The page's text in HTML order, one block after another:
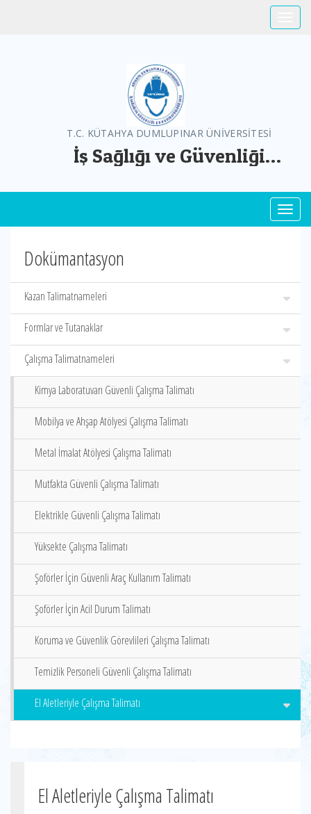
T.C. KÜTAHYA DUMLUPINAR ÜNİVERSİTESİ
İş Sağlığı ve Güvenliği
Dokümantasyon
Kazan Talimatnameleri
Formlar ve Tutanaklar
Çalışma Talimatnameleri
Kimya Laboratuvarı Güvenli Çalışma Talimatı
Mobilya ve Ahşap Atölyesi Çalışma Talimatı
Metal İmalat Atölyesi Çalışma Talimatı
Mutfakta Güvenli Çalışma Talimatı
Elektrikle Güvenli Çalışma Talimatı
Yüksekte Çalışma Talimatı
Şoförler İçin Güvenli Araç Kullanım Talimatı
Şoförler İçin Acil Durum Talimatı
Koruma ve Güvenlik Görevlileri Çalışma Talimatı
Temizlik Personeli Güvenli Çalışma Talimatı
El Aletleriyle Çalışma Talimatı
El Aletleriyle Çalışma Talimatı